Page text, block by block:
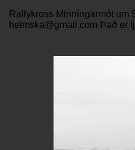
Rallykross Minningarmót um
heimska@gmail.com Það er